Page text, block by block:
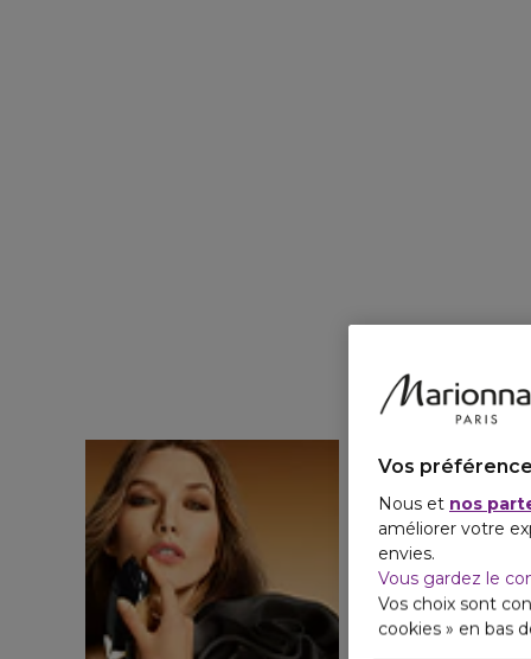
Vos
Nous et nos
améliorer votre
envies.
Vous gardez le
Vos choix sont
cookies » en bas